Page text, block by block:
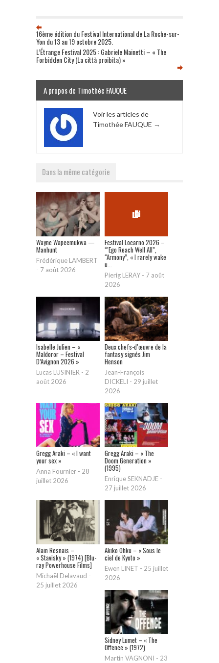
16ème édition du Festival International de La Roche-sur-
Yon du 13 au 19 octobre 2025.
L’Étrange Festival 2025 : Gabriele Mainetti – « The
Forbidden City (La città proibita) »
A propos de Timothée FAUQUE
Voir les articles de
Timothée FAUQUE →
Dans la même catégorie
Wayne Wapeemukwa —
Manhunt
Frédérique LAMBERT
- 7 août 2026
Festival Locarno 2026 –
“’Ego Reach Well All”,
“Armony”, « I rarely wake
u...
Pierig LERAY - 7 août
2026
Isabelle Julien – «
Maldoror – Festival
D’Avignon 2026 »
Lucas LUSINIER - 2
août 2026
Deux chefs-d’œuvre de la
fantasy signés Jim
Henson
Jean-François
DICKELI - 29 juillet
2026
Gregg Araki – « I want
your sex »
Anna Fournier - 28
juillet 2026
Gregg Araki – « The
Doom Generation »
(1995)
Enrique SEKNADJE -
27 juillet 2026
Alain Resnais –
« Stavisky » (1974) [Blu-
ray Powerhouse Films]
Michaël Delavaud -
25 juillet 2026
Akiko Ohku – « Sous le
ciel de Kyoto »
Ewen LINET - 25 juillet
2026
Sidney Lumet – « The
Offence » (1972)
Martin VAGNONI - 23